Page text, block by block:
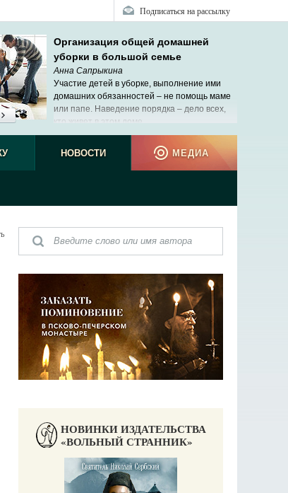
Подписаться на рассылку
Организация общей домашней
уборки в большой семье
Анна Сапрыкина
Участие детей в уборке, выполнение ими
домашних обязанностей – не помощь маме
или папе. Наведение порядка ‒ дело всех,
кто живет в этом доме.
НОВОСТИ МЕДИА
НОВИНКИ ИЗДАТЕЛЬСТВА
«ВОЛЬНЫЙ СТРАННИК»